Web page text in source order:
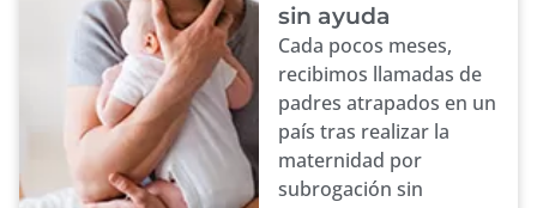
sin ayuda
Cada pocos meses,
recibimos llamadas de
padres atrapados en un
país tras realizar la
maternidad por
subrogación sin